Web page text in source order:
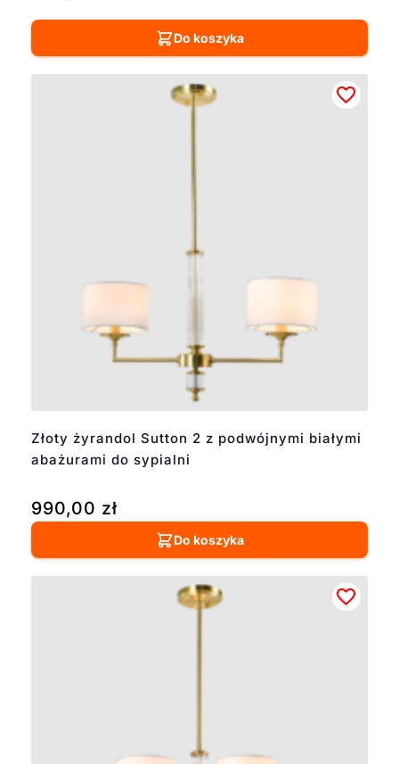
Do koszyka
Złoty żyrandol Sutton 2 z podwójnymi białymi
abażurami do sypialni
990,00 zł
Do koszyka